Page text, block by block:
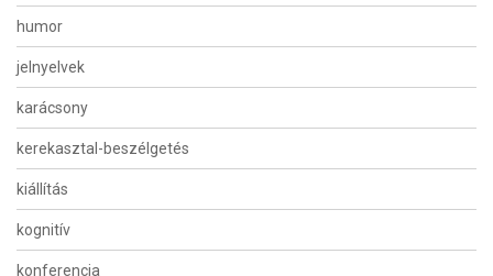
humor
jelnyelvek
karácsony
kerekasztal-beszélgetés
kiállítás
kognitív
konferencia